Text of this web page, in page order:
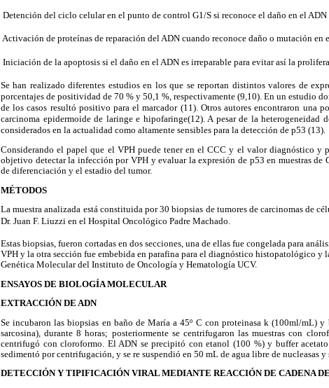
 Detención del ciclo celular en el punto de control G1/S si reconoce el daño en el
 Activación de proteínas de reparación del ADN cuando reconoce daño o mutación en
 Iniciación de la apoptosis si el daño en el ADN es irreparable para evitar así la
Se han realizado diferentes estudios en los que se reportan distintos valores de
porcentajes de positividad de 70 % y 50,1 %, respectivamente (9,10). En un estudio
de los casos resultó positivo para el marcador (11). Otros autores encontraron una
carcinoma epidermoide de laringe e hipofaringe(12). A pesar de la heterogeneidad
considerados en la actualidad como altamente sensibles para la detección de p53 (13).
Considerando el papel que el VPH puede tener en el CCC y el valor diagnóstico y
objetivo detectar la infección por VPH y evaluar la expresión de p53 en muestras de
de diferenciación y el estadio del tumor.
MÉTODOS
La muestra analizada está constituida por 30 biopsias de tumores de carcinomas de
Dr. Juan F. Liuzzi en el Hospital Oncológico Padre Machado.
Estas biopsias, fueron cortadas en dos secciones, una de ellas fue congelada para
VPH y la otra sección fue embebida en parafina para el diagnóstico histopatológico
Genética Molecular del Instituto de Oncología y Hematología UCV.
ENSAYOS DE BIOLOGÍA MOLECULAR
EXTRACCIÓN DE ADN
Se incubaron las biopsias en baño de María a 45º C con proteinasa k (100ml/mL)
sarcosina), durante 8 horas; posteriormente se centrifugaron las muestras con
centrifugó con cloroformo. El ADN se precipitó con etanol (100 %) y buffer
sedimentó por centrifugación, y se re suspendió en 50 mL de agua libre de nucleasas
DETECCIÓN Y TIPIFICACIÓN VIRAL MEDIANTE REACCIÓN DE CADENA